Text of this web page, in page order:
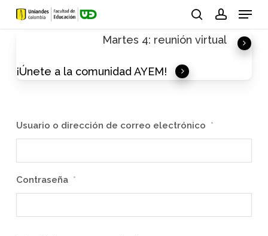
Skip
Menu
Martes 4: reunión virtual
¡Únete a la comunidad AYEM!
Usuario o dirección de correo electrónico *
Contraseña *